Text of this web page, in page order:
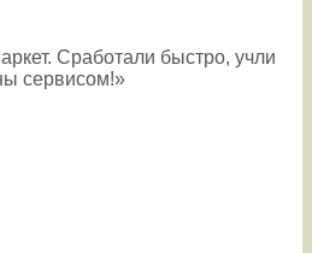
Сработали быстро, учли
сервисом!»